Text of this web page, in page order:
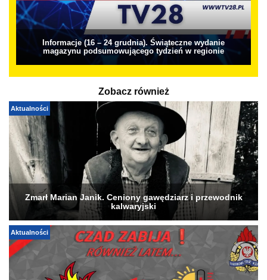
Informacje (16 – 24 grudnia). Świąteczne wydanie
magazynu podsumowującego tydzień w regionie
Zobacz również
Aktualności
Zmarł Marian Janik. Ceniony gawędziarz i przewodnik
kalwaryjski
Aktualności